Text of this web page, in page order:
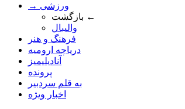
→ ورزشی
بازگشت ←
والیبال
فرهنگ و هنر
دریاچه ارومیه
آنادیلیمیز
پرونده
به قلم سردبیر
اخبار ویژه